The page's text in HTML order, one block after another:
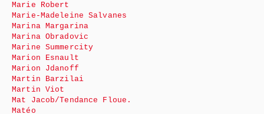
Marie Robert
Marie-Madeleine Salvanes
Marina Margarina
Marina Obradovic
Marine Summercity
Marion Esnault
Marion Jdanoff
Martin Barzilai
Martin Viot
Mat Jacob/Tendance Floue.
Matéo